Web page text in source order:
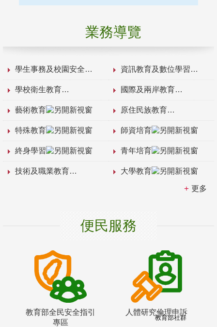
業務導覽
學生事務及校園安全 資訊教育及數位學習
學校衛生教育 國際及兩岸教育
藝術教育 原住民族教育
特殊教育 師資培育
終身學習 青年培育
技術及職業教育 大學教育
更多
便民服務
教育部全民安全指引
專區
人體研究倫理申訴
教育部社群